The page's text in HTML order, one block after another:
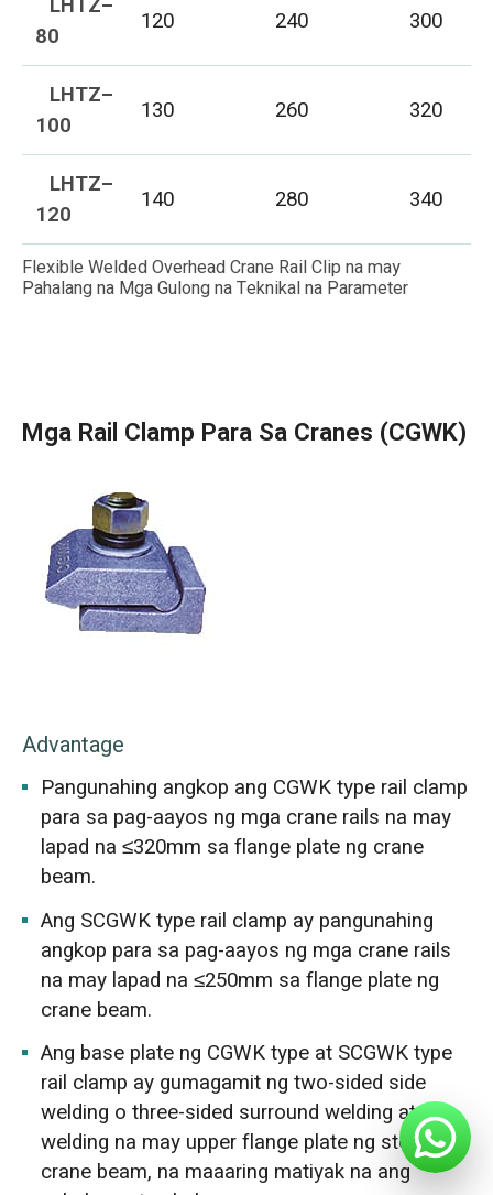
80
120 240 300
LHTZ–
100
130 260 320
LHTZ–
120
140 280 340
Flexible Welded Overhead Crane Rail Clip na may
Pahalang na Mga Gulong na Teknikal na Parameter
Mga Rail Clamp Para Sa Cranes (CGWK)
Advantage
Pangunahing angkop ang CGWK type rail clamp
para sa pag-aayos ng mga crane rails na may
lapad na ≤320mm sa flange plate ng crane
beam.
Ang SCGWK type rail clamp ay pangunahing
angkop para sa pag-aayos ng mga crane rails
na may lapad na ≤250mm sa flange plate ng
crane beam.
Ang base plate ng CGWK type at SCGWK type
rail clamp ay gumagamit ng two-sided side
welding o three-sided surround welding at
welding na may upper flange plate ng steel
crane beam, na maaaring matiyak na ang